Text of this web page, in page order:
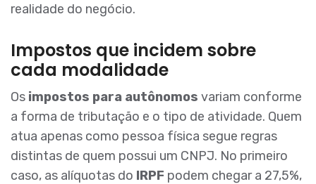
realidade do negócio.
Impostos que incidem sobre
cada modalidade
Os impostos para autônomos variam conforme
a forma de tributação e o tipo de atividade. Quem
atua apenas como pessoa física segue regras
distintas de quem possui um CNPJ. No primeiro
caso, as alíquotas do IRPF podem chegar a 27,5%,